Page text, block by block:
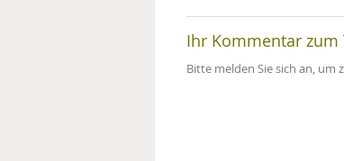
Ihr Kommentar zum
Bitte melden Sie sich an, um